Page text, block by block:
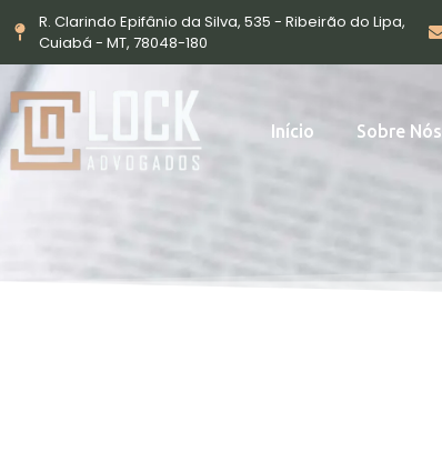
R. Clarindo Epifânio da Silva, 535 - Ribeirão do Lipa,
Cuiabá - MT, 78048-180
Início Sobre Nós